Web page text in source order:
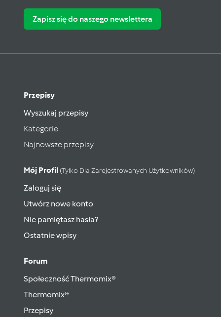
Zapisz się do naszego newslettera
Przepisy
Wyszukaj przepisy
Kategorie
Najnowsze przepisy
Mój Profil (tylko Dla Zarejestrowanych Użytkowników)
Zaloguj się
Utwórz nowe konto
Nie pamiętasz hasła?
Ostatnie wpisy
Forum
Społeczność Thermomix®
Thermomix®
Przepisy